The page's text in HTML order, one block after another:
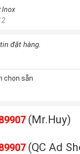
Inox
đặt hàng.
chọn sẵn
(Mr.Huy)
(QC Ad